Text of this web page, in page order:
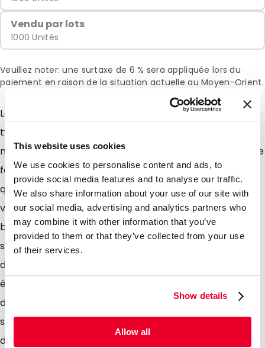
This website uses cookies
We use cookies to personalise content and ads, to
provide social media features and to analyse our traffic.
We also share information about your use of our site with
our social media, advertising and analytics partners who
may combine it with other information that you’ve
provided to them or that they’ve collected from your use
of their services.
Show details
Allow all
Vendu par lots
1000 Unités
Veuillez noter: une surtaxe de 6 % sera appliquée lors du
paiement en raison de la situation actuelle au Moyen-Orient.
Les Sachets Zip sont idéals pour conditionner tout
type darticle (bijoux, textile, catalogues, magazines,
modes demploi, échantillons, graines), etc.. Munis dune
fermeture zip, ils se referment à linfini. Ces sachets
qualitatifs dune épaisseur de 50 microns protègeront
vos produits avec leur matériau en PEBD. Grâce à leur
bande inscriptible, vous pourrez écrire à laide dun
stylo bille toute information relative au produit (nom
du produit, date, référence, n° de lot, etc). Ils sont
également munis dun trou de suspension situé au-
dessus du zip et peuvent être suspendus en rayons. Le
sachet Zip est disponible à partir de 1.000 pièces dans
différents formats et livrable sous 4-5 jours. De plus,